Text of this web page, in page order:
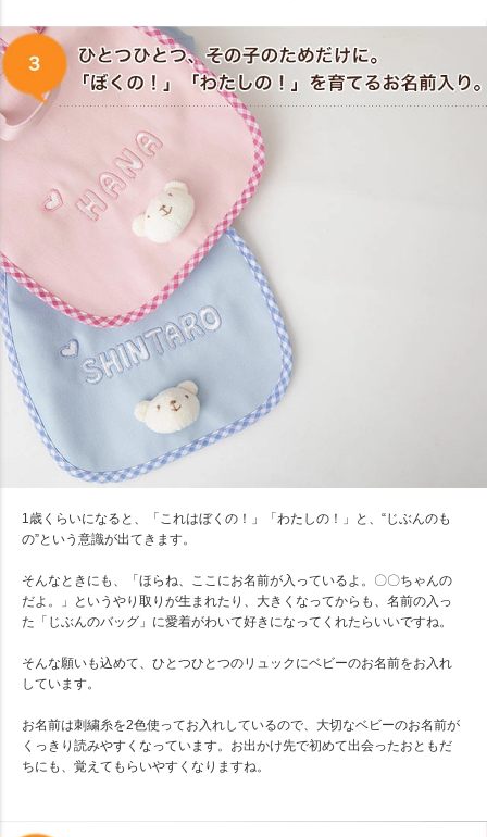
1歳くらいになると、「これはぼくの！」「わたしの！」と、“じぶんのも
の”という意識が出てきます。
そんなときにも、「ほらね、ここにお名前が入っているよ。〇〇ちゃんの
だよ。」というやり取りが生まれたり、大きくなってからも、名前の入っ
た「じぶんのバッグ」に愛着がわいて好きになってくれたらいいですね。
そんな願いも込めて、ひとつひとつのリュックにベビーのお名前をお入れ
しています。
お名前は刺繍糸を2色使ってお入れしているので、大切なベビーのお名前が
くっきり読みやすくなっています。お出かけ先で初めて出会ったおともだ
ちにも、覚えてもらいやすくなりますね。